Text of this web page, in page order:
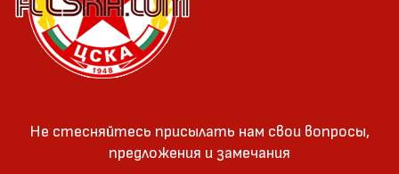
Не стесняйтесь присылать нам свои вопросы,
предложения и замечания